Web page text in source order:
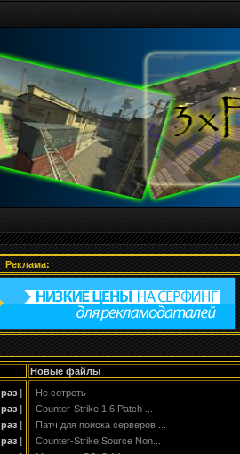
Реклама:
Новые файлы
раз ]
раз ]
раз ]
раз ]
Не сотреть
Counter-Strike 1.6 Patch ...
Патч для поиска серверов ...
Counter-Strike Source Non...